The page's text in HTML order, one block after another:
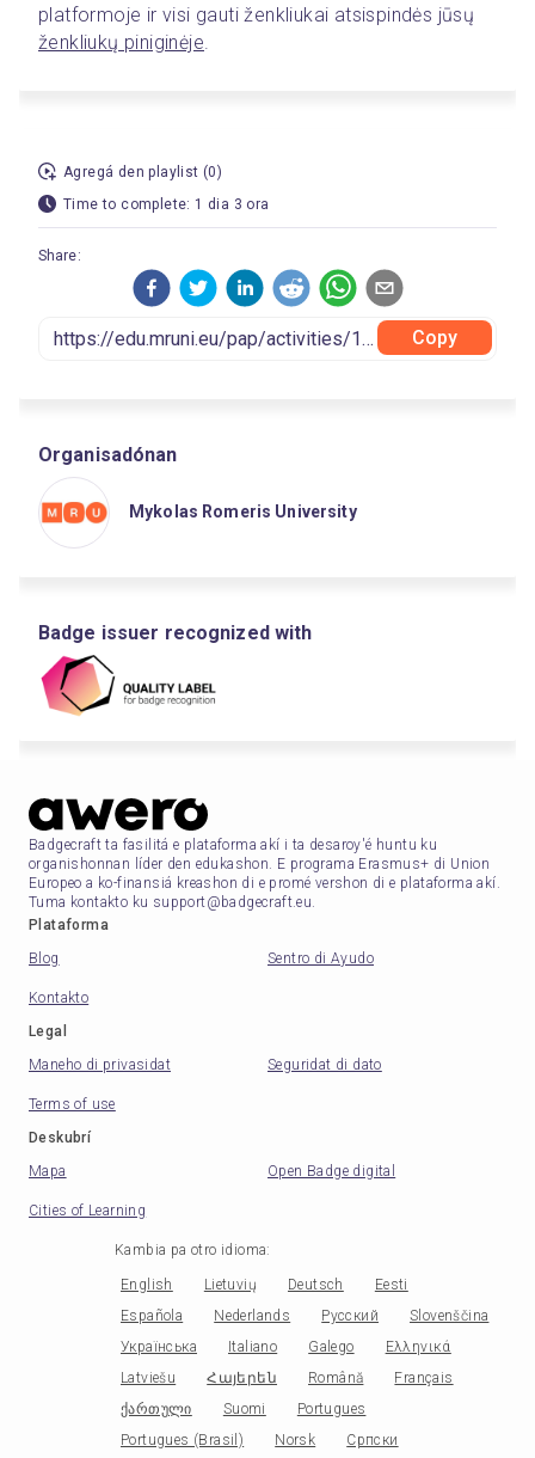
ženkliukų piniginėje.
Agregá den playlist (0)
Time to complete: 1 dia 3 ora
Share:
Copy
Organisadónan
Mykolas Romeris University
Badge issuer recognized with
Badgecraft ta fasilitá e plataforma akí i ta desaroy'é huntu ku
organishonnan líder den edukashon. E programa Erasmus+ di Union
Europeo a ko-finansiá kreashon di e promé vershon di e plataforma akí.
Tuma kontakto ku support@badgecraft.eu.
Plataforma
Blog
Sentro di Ayudo
Kontakto
Legal
Maneho di privasidat
Seguridat di dato
Terms of use
Deskubrí
Mapa
Open Badge digital
Cities of Learning
Kambia pa otro idioma:
English Lietuvių Deutsch
Eesti
Española
Nederlands Русский
Slovenščina
Українська
Italiano Galego
Ελληνικά
Latviešu
Հայերեն Română
Français
ქართული
Suomi
Portugues
Portugues (Brasil)
Norsk Српски